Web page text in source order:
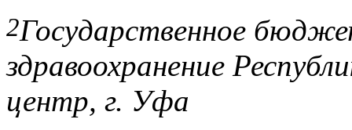
2Государственное
здравоохранение
центр, г. Уфа